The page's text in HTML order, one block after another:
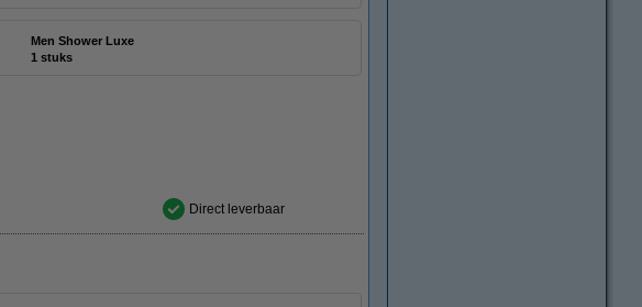
Men Shower Luxe
1 stuks
Direct leverbaar